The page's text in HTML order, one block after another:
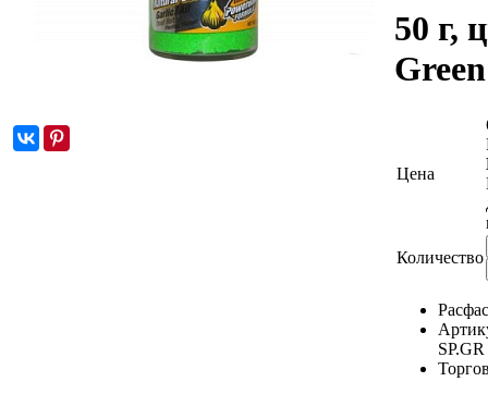
50 г,
Green
Цена
Количество
SP.GR